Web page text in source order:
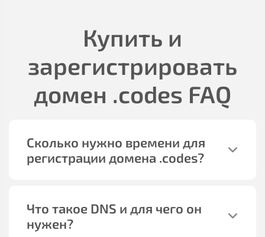
Купить и
зарегистрировать
домен .codes FAQ
Сколько нужно времени для
регистрации домена .codes?
Что такое DNS и для чего он
нужен?